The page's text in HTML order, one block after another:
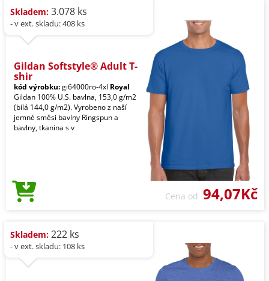
Skladem: 3.078 ks
- v ext. skladu: 408 ks
Gildan Softstyle® Adult T-
shir
kód výrobku:gi64000ro-4xl Royal
Gildan 100% U.S. bavlna, 153,0 g/m2
(bílá 144,0 g/m2). Vyrobeno z naší
jemné směsi bavlny Ringspun a
bavlny, tkanina s v
Cena od 94,07Kč
Skladem: 222 ks
- v ext. skladu: 108 ks